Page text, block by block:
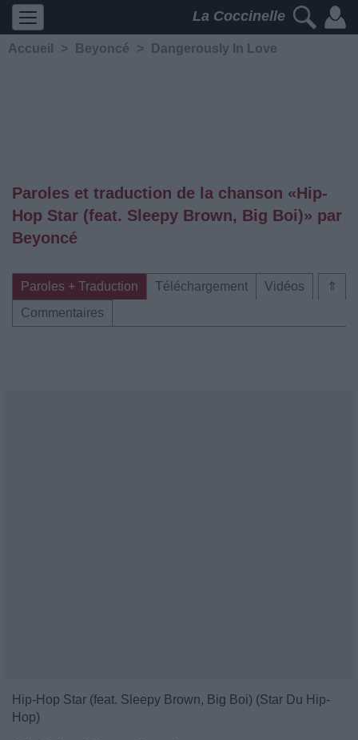
La Coccinelle
Accueil > Beyoncé > Dangerously In Love
Paroles et traduction de la chanson «Hip-
Hop Star (feat. Sleepy Brown, Big Boi)» par
Beyoncé
⇑
Paroles + Traduction Téléchargement
Vidéos
Commentaires
Hip-Hop Star (feat. Sleepy Brown, Big Boi) (Star Du Hip-
Hop)